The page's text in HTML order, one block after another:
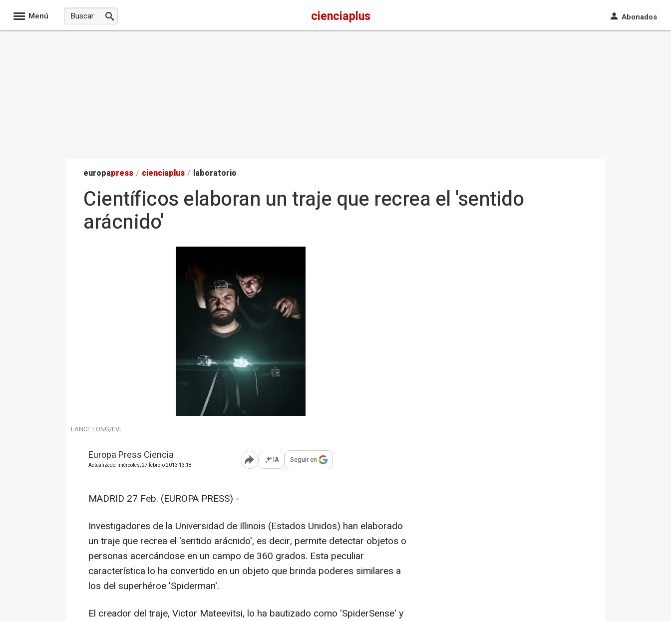
Menú cienciaplus Abonados
europapress / cienciaplus / laboratorio
Científicos elaboran un traje que recrea el 'sentido
arácnido'
LANCE LONG/EVL
Europa Press Ciencia
Actualizado: miércoles, 27 febrero 2013 13:18 Abrir opciones para compartir
IA Seguir en
MADRID 27 Feb. (EUROPA PRESS) -
Investigadores de la Universidad de Illinois (Estados Unidos) han elaborado
un traje que recrea el 'sentido arácnido', es decir, permite detectar objetos o
personas acercándose en un campo de 360 grados. Esta peculiar
característica lo ha convertido en un objeto que brinda poderes similares a
los del superhéroe 'Spiderman'.
El creador del traje, Victor Mateevitsi, lo ha bautizado como 'SpiderSense' y